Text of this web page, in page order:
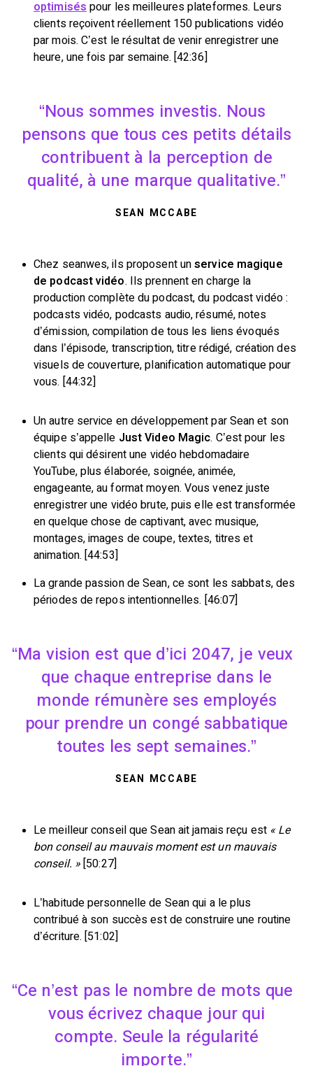
optimisés pour les meilleures plateformes. Leurs
clients reçoivent réellement 150 publications vidéo
par mois. C’est le résultat de venir enregistrer une
heure, une fois par semaine. [42:36]
Nous sommes investis. Nous
pensons que tous ces petits détails
contribuent à la perception de
qualité, à une marque qualitative.
SEAN MCCABE
Chez seanwes, ils proposent unservice magique
de podcast vidéo. Ils prennent en charge la
production complète du podcast, du podcast vidéo :
podcasts vidéo, podcasts audio, résumé, notes
d’émission, compilation de tous les liens évoqués
dans l’épisode, transcription, titre rédigé, création des
visuels de couverture, planification automatique pour
vous. [44:32]
Un autre service en développement par Sean et son
équipe s’appelle Just Video Magic. C’est pour les
clients qui désirent une vidéo hebdomadaire
YouTube, plus élaborée, soignée, animée,
engageante, au format moyen. Vous venez juste
enregistrer une vidéo brute, puis elle est transformée
en quelque chose de captivant, avec musique,
montages, images de coupe, textes, titres et
animation. [44:53]
La grande passion de Sean, ce sont les sabbats, des
périodes de repos intentionnelles. [46:07]
Ma vision est que d’ici 2047, je veux
que chaque entreprise dans le
monde rémunère ses employés
pour prendre un congé sabbatique
toutes les sept semaines.
SEAN MCCABE
Le meilleur conseil que Sean ait jamais reçu est « Le
bon conseil au mauvais moment est un mauvais
conseil. » [50:27]
L’habitude personnelle de Sean qui a le plus
contribué à son succès est de construire une routine
d’écriture. [51:02]
Ce n’est pas le nombre de mots que
vous écrivez chaque jour qui
compte. Seule la régularité
importe.